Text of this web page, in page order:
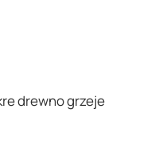
drewno grzeje